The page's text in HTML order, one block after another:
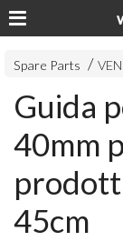
Spare Parts
Guida
40mm
45cm